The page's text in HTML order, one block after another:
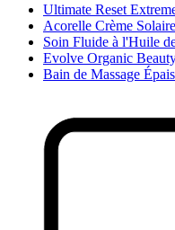
Ultimate Reset
Acorelle Crème
Soin Fluide à l'Huile
Evolve Organic
Bain de Massage